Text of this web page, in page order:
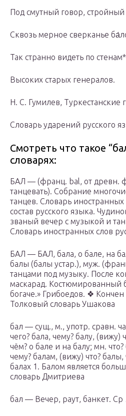
Под смутный говор, стройный
Сквозь мерное сверканье
Так странно видеть по стенам*
Высоких старых генералов.
Н. С. Гумилев, Туркестанские
Словарь ударений русского
Смотреть что такое
словарях:
БАЛ — (франц. bal, от древн.
танцевать). Собрание
танцев. Словарь
состав русского языка.
званый вечер с музыкой и
Словарь иностранных слов
БАЛ — БАЛ, бала, о бале, на
балы (балы устар.), муж.
танцами под музыку. После
маскарад. Костюмированный
богаче.» Грибоедов. ❖
Толковый словарь Ушакова
бал — сущ., м., употр. сравн.
чего? бала, чему? балу, (вижу)
чём? о бале и на балу; мн.
чему? балам, (вижу) что?
балах 1. Балом является
словарь Дмитриева
бал — Вечер, раут, банкет.